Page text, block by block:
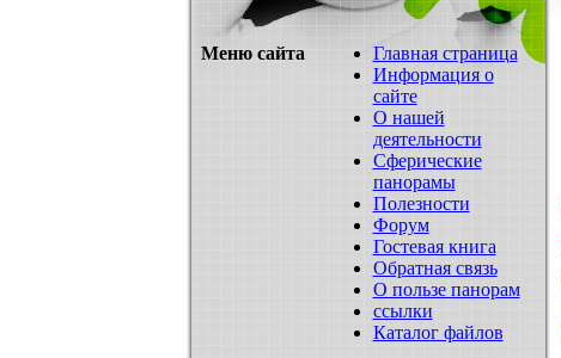
Меню сайта
Главная страница
Информация о
сайте
О нашей
деятельности
Сферические
панорамы
Полезности
Форум
Гостевая книга
Обратная связь
О пользе панорам
ссылки
Каталог файлов